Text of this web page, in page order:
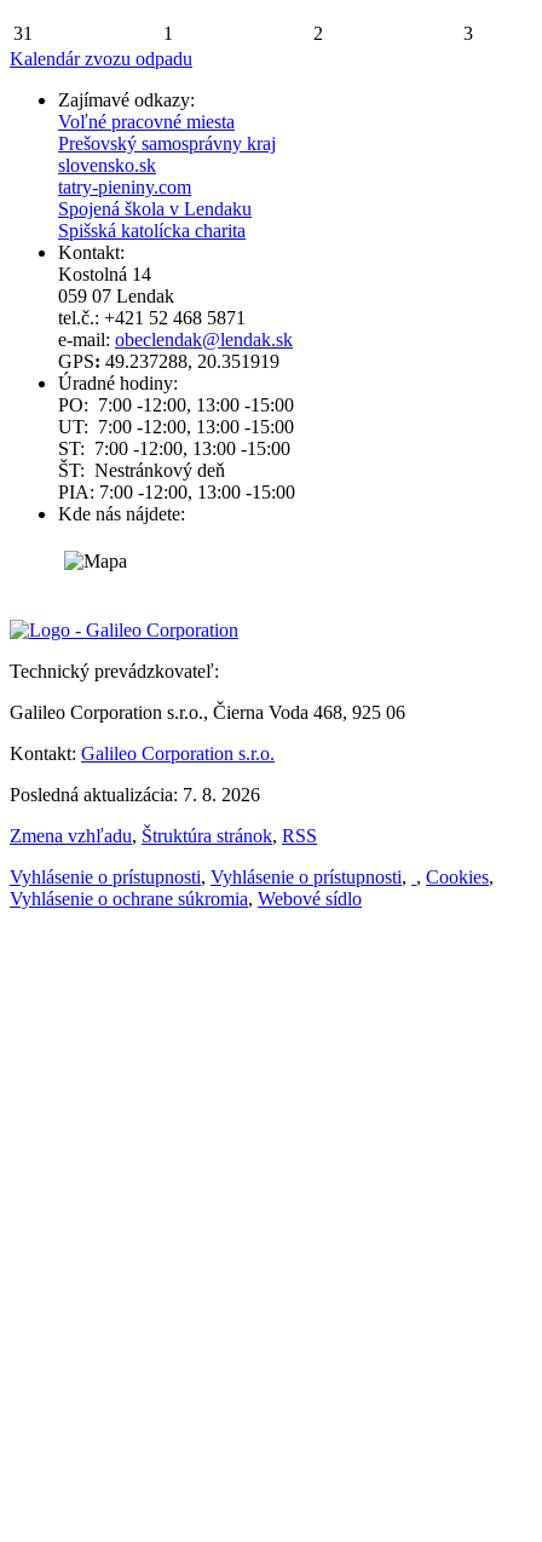
31 1 2
3
Kalendár zvozu odpadu
Zajímavé odkazy:
Voľné pracovné miesta
Prešovský samosprávny kraj
slovensko.sk
tatry-pieniny.com
Spojená škola v Lendaku
Spišská katolícka charita
Kontakt:
Kostolná 14
059 07 Lendak
tel.č.: +421 52 468 5871
e-mail: obeclendak@lendak.sk
GPS: 49.237288, 20.351919
Úradné hodiny:
PO: 7:00 -12:00, 13:00 -15:00
UT: 7:00 -12:00, 13:00 -15:00
ST: 7:00 -12:00, 13:00 -15:00
ŠT: Nestránkový deň
PIA: 7:00 -12:00, 13:00 -15:00
Kde nás nájdete:
Technický prevádzkovateľ:
Galileo Corporation s.r.o., Čierna Voda 468, 925 06
Kontakt: Galileo Corporation s.r.o.
Posledná aktualizácia: 7. 8. 2026
Zmena vzhľadu, Štruktúra stránok, RSS
Vyhlásenie o prístupnosti, Vyhlásenie o prístupnosti, , Cookies,
Vyhlásenie o ochrane súkromia, Webové sídlo